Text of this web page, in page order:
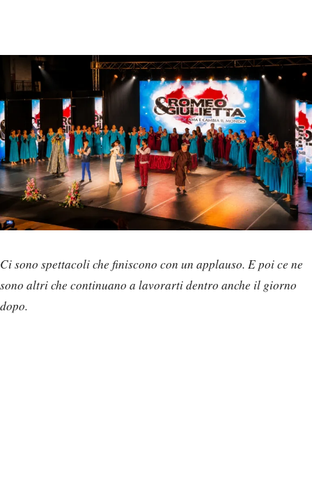
Ci sono spettacoli che finiscono con un applauso. E poi ce ne
sono altri che continuano a lavorarti dentro anche il giorno
dopo.